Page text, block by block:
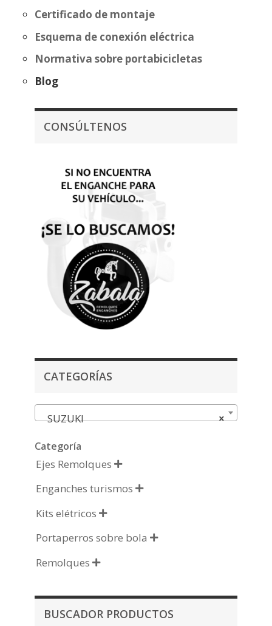
Certificado de montaje
Esquema de conexión eléctrica
Normativa sobre portabicicletas
Blog
CONSÚLTENOS
CATEGORÍAS
×
SUZUKI
Categoría
Ejes Remolques 
Enganches turismos 
Kits elétricos 
Portaperros sobre bola 
Remolques 
BUSCADOR PRODUCTOS